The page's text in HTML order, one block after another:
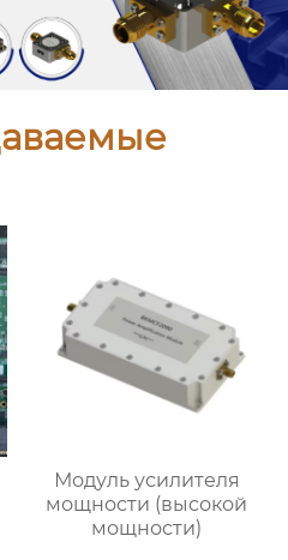
Модуль усилителя
мощности (высокой
мощности)